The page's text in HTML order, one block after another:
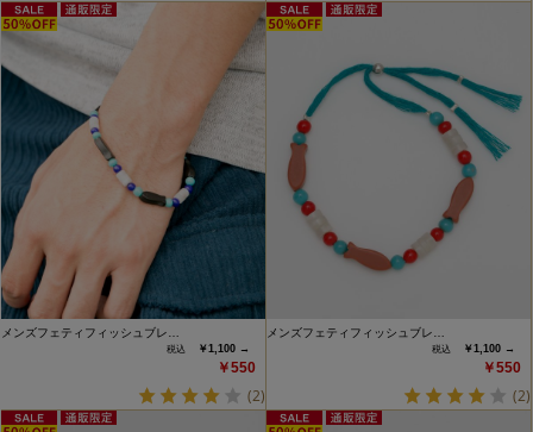
メンズフェティフィッシュブレ…
￥1,100 →
￥550
(2)
メンズフェティフィッシュブレ…
￥1,100 →
￥550
(2)